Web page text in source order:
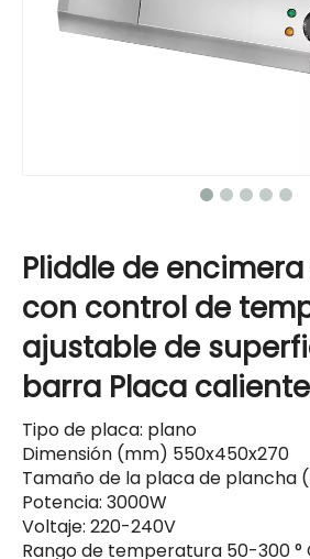
Pliddle de
con control de
ajustable de
barra Placa
Tipo de placa: plano
Dimensión (mm) 550x450x270
Tamaño de la placa de plancha
Potencia: 3000W
Voltaje: 220-240V
Rango de temperatura 50-300 °